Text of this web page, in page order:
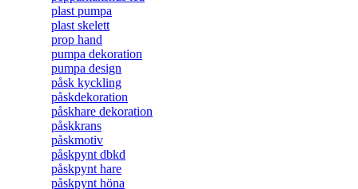
plast pumpa
plast skelett
prop hand
pumpa dekoration
pumpa design
påsk kyckling
påskdekoration
påskhare dekoration
påskkrans
påskmotiv
påskpynt dbkd
påskpynt hare
påskpynt höna